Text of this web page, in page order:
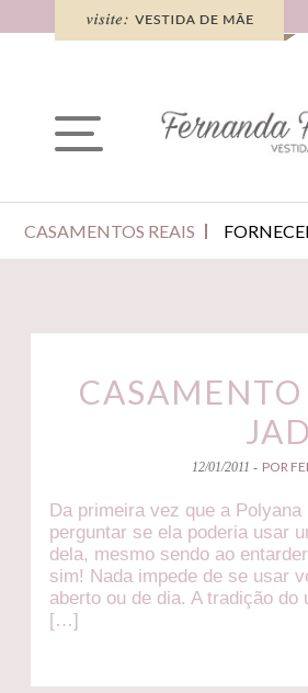
CASAMENTOS REAIS
12/01/2011 - POR
Da primeira vez que a
perguntar se ela poderia usar
dela, mesmo sendo ao
sim! Nada impede de se usar
aberto ou de dia. A tradição
[…]